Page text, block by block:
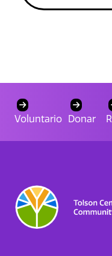
Voluntario Donar